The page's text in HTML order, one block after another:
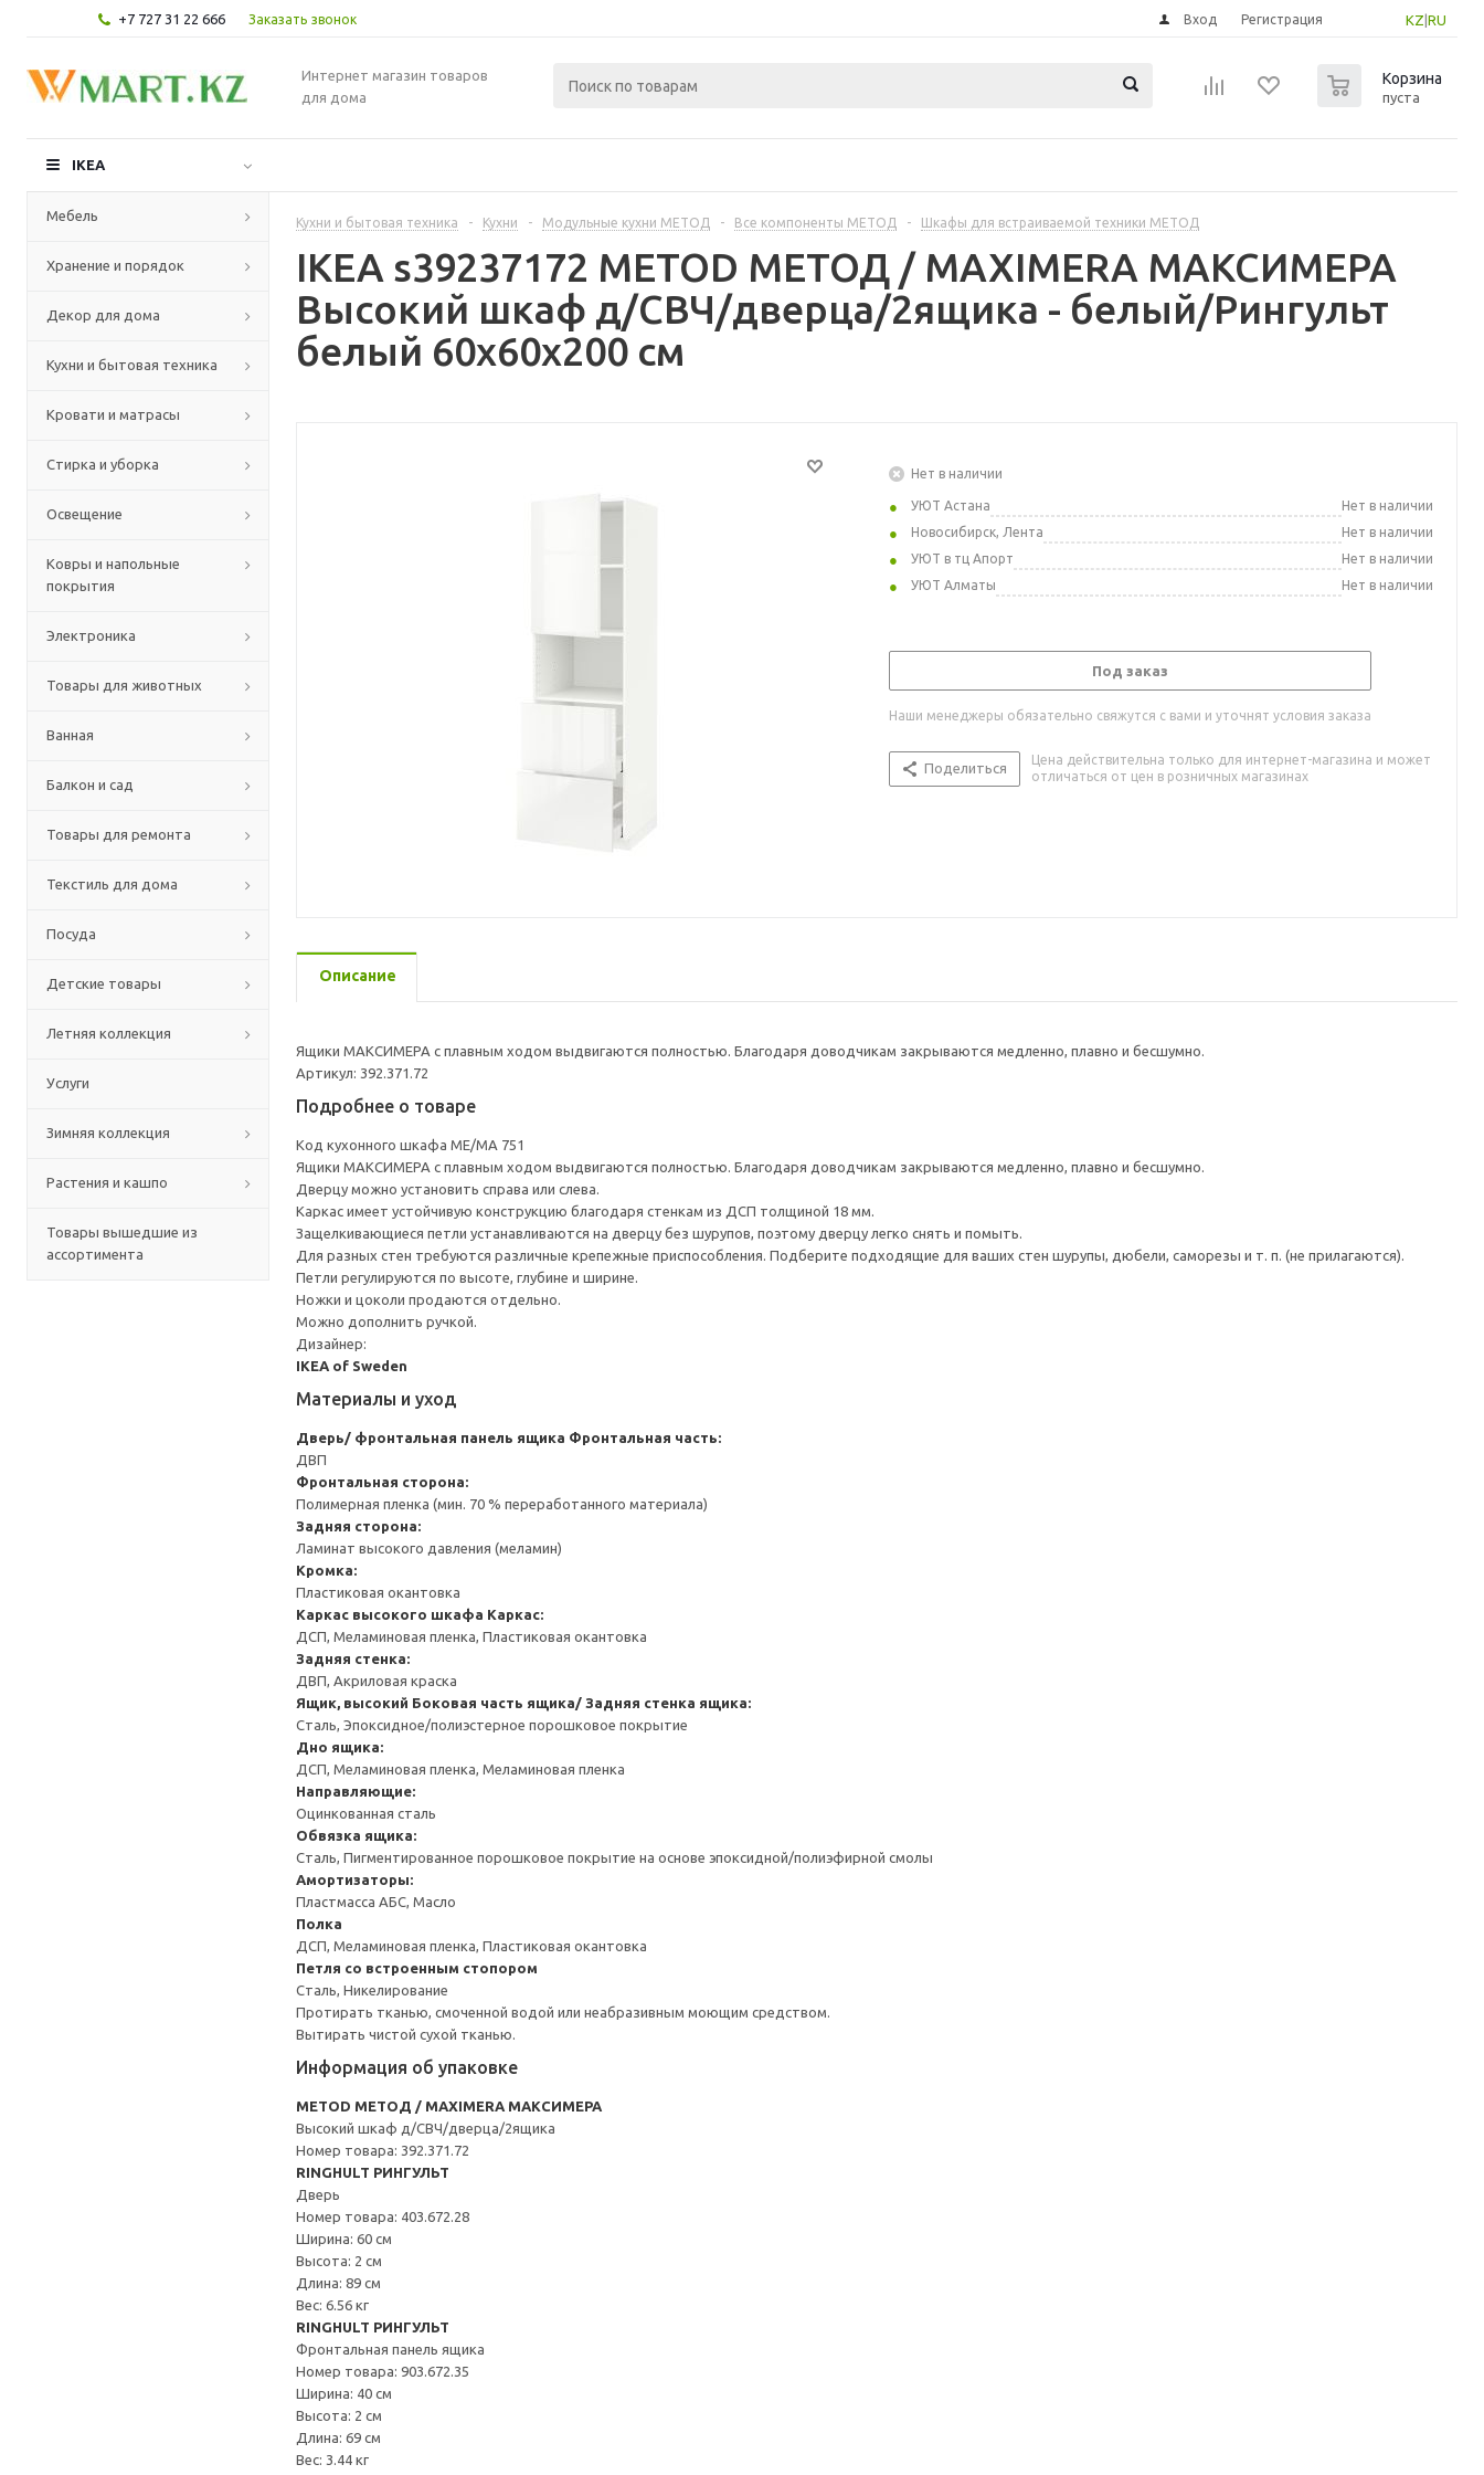
+7 727 31 22 666 Заказать звонок KZ RU
Вход Регистрация
Интернет магазин товаров
для дома
Корзина
пуста
IKEA
Мебель
Хранение и порядок
Декор для дома
Кухни и бытовая техника
Кровати и матрасы
Стирка и уборка
Освещение
Ковры и напольные
покрытия
Электроника
Товары для животных
Ванная
Балкон и сад
Товары для ремонта
Текстиль для дома
Посуда
Детские товары
Летняя коллекция
Услуги
Зимняя коллекция
Растения и кашпо
Товары вышедшие из
ассортимента
Кухни и бытовая техника - Кухни - Модульные кухни МЕТОД - Все компоненты МЕТОД - Шкафы для встраиваемой техники МЕТОД
IKEA s39237172 METOD МЕТОД / MAXIMERA МАКСИМЕРА
Высокий шкаф д/СВЧ/дверца/2ящика - белый/Рингульт
белый 60x60x200 см
Нет в наличии
УЮТ Астана
Нет в наличии
Новосибирск, Лента
Нет в наличии
УЮТ в тц Апорт
Нет в наличии
УЮТ Алматы
Нет в наличии
Под заказ
Наши менеджеры обязательно свяжутся с вами и уточнят условия заказа
Поделиться
Цена действительна только для интернет-магазина и может
отличаться от цен в розничных магазинах
Описание
Ящики МАКСИМЕРА с плавным ходом выдвигаются полностью. Благодаря доводчикам закрываются медленно, плавно и бесшумно.
Артикул: 392.371.72
Подробнее о товаре
Код кухонного шкафа ME/MA 751
Ящики МАКСИМЕРА с плавным ходом выдвигаются полностью. Благодаря доводчикам закрываются медленно, плавно и бесшумно.
Дверцу можно установить справа или слева.
Каркас имеет устойчивую конструкцию благодаря стенкам из ДСП толщиной 18 мм.
Защелкивающиеся петли устанавливаются на дверцу без шурупов, поэтому дверцу легко снять и помыть.
Для разных стен требуются различные крепежные приспособления. Подберите подходящие для ваших стен шурупы, дюбели, саморезы и т. п. (не прилагаются).
Петли регулируются по высоте, глубине и ширине.
Ножки и цоколи продаются отдельно.
Можно дополнить ручкой.
Дизайнер:
IKEA of Sweden
Материалы и уход
Дверь/ фронтальная панель ящика Фронтальная часть:
ДВП
Фронтальная сторона:
Полимерная пленка (мин. 70 % переработанного материала)
Задняя сторона:
Ламинат высокого давления (меламин)
Кромка:
Пластиковая окантовка
Каркас высокого шкафа Каркас:
ДСП, Меламиновая пленка, Пластиковая окантовка
Задняя стенка:
ДВП, Акриловая краска
Ящик, высокий Боковая часть ящика/ Задняя стенка ящика:
Сталь, Эпоксидное/полиэстерное порошковое покрытие
Дно ящика:
ДСП, Меламиновая пленка, Меламиновая пленка
Направляющие:
Оцинкованная сталь
Обвязка ящика:
Сталь, Пигментированное порошковое покрытие на основе эпоксидной/полиэфирной смолы
Амортизаторы:
Пластмасса АБС, Масло
Полка
ДСП, Меламиновая пленка, Пластиковая окантовка
Петля со встроенным стопором
Сталь, Никелирование
Протирать тканью, смоченной водой или неабразивным моющим средством.
Вытирать чистой сухой тканью.
Информация об упаковке
METOD МЕТОД / MAXIMERA МАКСИМЕРА
Высокий шкаф д/СВЧ/дверца/2ящика
Номер товара: 392.371.72
RINGHULT РИНГУЛЬТ
Дверь
Номер товара: 403.672.28
Ширина: 60 см
Высота: 2 см
Длина: 89 см
Вес: 6.56 кг
RINGHULT РИНГУЛЬТ
Фронтальная панель ящика
Номер товара: 903.672.35
Ширина: 40 см
Высота: 2 см
Длина: 69 см
Вес: 3.44 кг